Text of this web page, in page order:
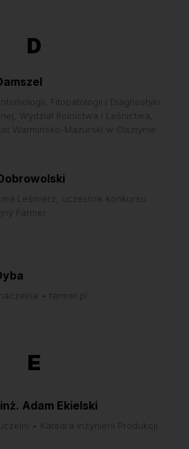
D
Fitopatologii i Diagnostyki
Wydział Rolnictwa i Leśnictwa,
Warmińsko-Mazurski w Olsztynie
Leśmierz, uczestnik konkursu
Farmer
• farmer.pl
E
Adam Ekielski
• Katedra Inżynierii Produkcji